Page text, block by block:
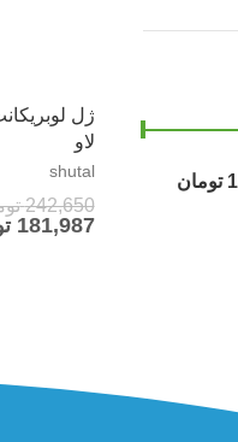
لاو
shutal
242,650
181,987